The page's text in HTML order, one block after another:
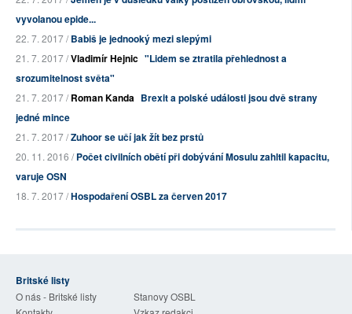
vyvolanou epide...
22. 7. 2017 /Babiš je jednooký mezi slepými
21. 7. 2017 /Vladimír Hejnic "Lidem se ztratila přehlednost a
srozumitelnost světa"
21. 7. 2017 /Roman Kanda Brexit a polské události jsou dvě strany
jedné mince
21. 7. 2017 /Zuhoor se učí jak žít bez prstů
20. 11. 2016 /Počet civilních obětí při dobývání Mosulu zahltil kapacitu,
varuje OSN
18. 7. 2017 /Hospodaření OSBL za červen 2017
Britské listy
O nás - Britské listy
Stanovy OSBL